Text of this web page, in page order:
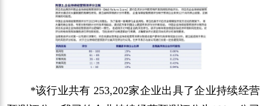
*该行业共有 253,202家企业出具了企业持续经营